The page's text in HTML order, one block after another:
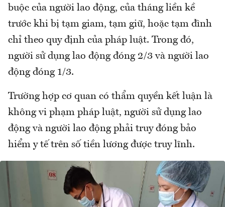
buộc của người lao động, của tháng liền kề
trước khi bị tạm giam, tạm giữ, hoặc tạm đình
chỉ theo quy định của pháp luật. Trong đó,
người sử dụng lao động đóng 2/3 và người lao
động đóng 1/3.
Trường hợp cơ quan có thẩm quyền kết luận là
không vi phạm pháp luật, người sử dụng lao
động và người lao động phải truy đóng bảo
hiểm y tế trên số tiền lương được truy lĩnh.